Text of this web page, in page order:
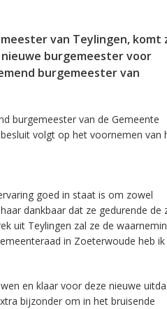
van Teylingen, komt
burgemeester voor
burgemeester van
burgemeester van de Gemeente
volgt op het voornemen van
goed in staat is om zowel
dankbaar dat ze gedurende de
uit Teylingen zal ze de
in Zoeterwoude heb
en klaar voor deze nieuwe
bijzonder om in het bruisende